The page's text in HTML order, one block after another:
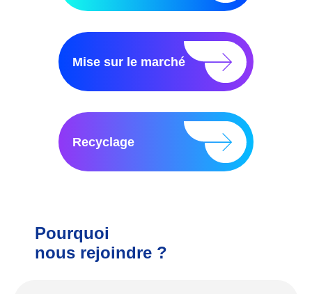
Mise sur le marché
Recyclage
Pourquoi
nous rejoindre ?